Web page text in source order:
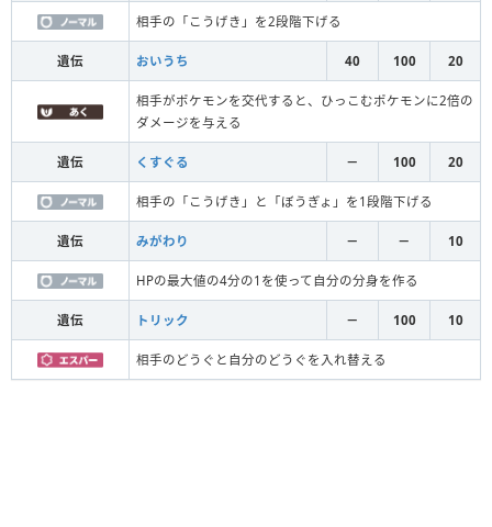
相手の「こうげき」を2段階下げる
遺伝 おいうち 40 100 20
相手がポケモンを交代すると、ひっこむポケモンに2倍の
ダメージを与える
遺伝 くすぐる － 100 20
相手の「こうげき」と「ぼうぎょ」を1段階下げる
遺伝 みがわり － － 10
HPの最大値の4分の1を使って自分の分身を作る
遺伝 トリック － 100 10
相手のどうぐと自分のどうぐを入れ替える